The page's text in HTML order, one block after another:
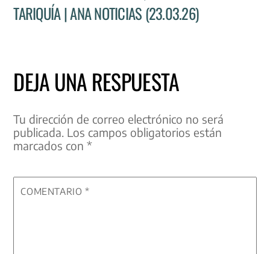
TARIQUÍA | ANA NOTICIAS (23.03.26)
DEJA UNA RESPUESTA
Tu dirección de correo electrónico no será
publicada. Los campos obligatorios están
marcados con*
COMENTARIO*